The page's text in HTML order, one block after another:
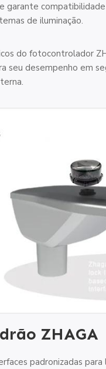
garante
de iluminação.
do fotocontrolador
seu desempenho em
ZHAGA
padronizadas